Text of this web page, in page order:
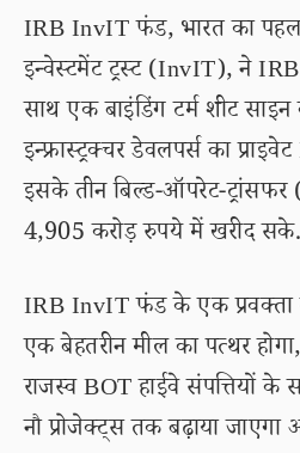
IRB InvIT फंड, भारत का पहला
इन्वेस्टमेंट ट्रस्ट (InvIT), ने IRB
साथ एक बाइंडिंग टर्म शीट
इन्फ्रास्ट्रक्चर डेवलपर्स का
इसके तीन बिल्ड-ऑपरेट-
4,905 करोड़ रुपये में खरीद सके.
IRB InvIT फंड के एक प्रवक्ता
एक बेहतरीन मील का पत्थर
राजस्व BOT हाईवे संपत्तियों के
नौ प्रोजेक्ट्स तक बढ़ाया जाएगा